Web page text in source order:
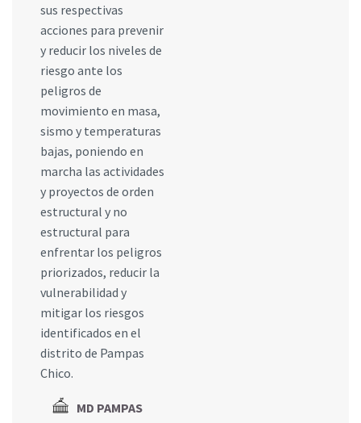
sus respectivas
acciones para prevenir
y reducir los niveles de
riesgo ante los
peligros de
movimiento en masa,
sismo y temperaturas
bajas, poniendo en
marcha las actividades
y proyectos de orden
estructural y no
estructural para
enfrentar los peligros
priorizados, reducir la
vulnerabilidad y
mitigar los riesgos
identificados en el
distrito de Pampas
Chico.
MD PAMPAS